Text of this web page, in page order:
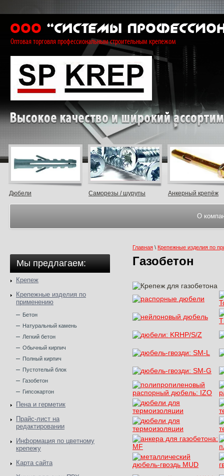
Оптовая торговля профессиональным строительным крепежом
Дюбели Саморезы / шурупы Анкерный крепёж
О
Главная \ Крепежные изделия по
Газобетон
Мы предлагаем:
Крепеж
Крепежные изделия по
применению
Бетон
Натуральный камень
Легкий бетон
Обычный кирпич
Полный кирпич
Пустотелый блок
Газобетон
Гипсокартон
Пена и герметик
Прайс-лист на
редактировании
Информация по цветному
крепежу
Карта сайта